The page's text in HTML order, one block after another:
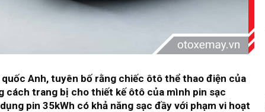
Anh, tuyên bố rằng chiếc ôtô thể thao điện của
cách trang bị cho thiết kế ôtô của mình pin sạc
pin 35kWh có khả năng sạc đầy với phạm vi hoạt